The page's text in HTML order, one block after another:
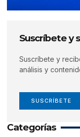
Suscríbete y
Suscríbete y
análisis y
SUSCRÍBETE
Categorías